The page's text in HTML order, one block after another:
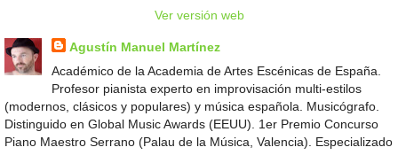
Ver versión web
Agustín Manuel Martínez
Académico de la Academia de Artes Escénicas de España.
Profesor pianista experto en improvisación multi-estilos
(modernos, clásicos y populares) y música española. Musicógrafo.
Distinguido en Global Music Awards (EEUU). 1er Premio Concurso
Piano Maestro Serrano (Palau de la Música, Valencia). Especializado